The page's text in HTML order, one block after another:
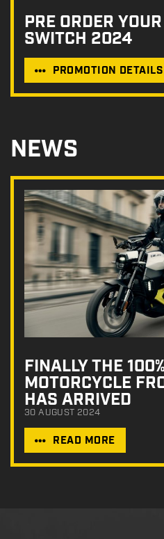
PRE ORDER
SWITCH 2024
PROMOTION DETAILS
NEWS
FINALLY THE
MOTORCYCLE
HAS ARRIVED
30 AUGUST 2024
READ MORE